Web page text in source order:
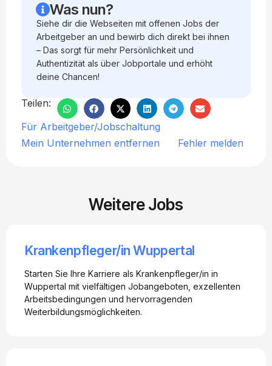
Was nun?
Siehe dir die Webseiten mit offenen Jobs der
Arbeitgeber an und bewirb dich direkt bei ihnen
– Das sorgt für mehr Persönlichkeit und
Authentizität als über Jobportale und erhöht
deine Chancen!
Teilen:
Für Arbeitgeber/Jobschaltung
Mein Unternehmen entfernen
Fehler melden
Weitere Jobs
Krankenpfleger/in Wuppertal
Starten Sie Ihre Karriere als Krankenpfleger/in in
Wuppertal mit vielfältigen Jobangeboten, exzellenten
Arbeitsbedingungen und hervorragenden
Weiterbildungsmöglichkeiten.